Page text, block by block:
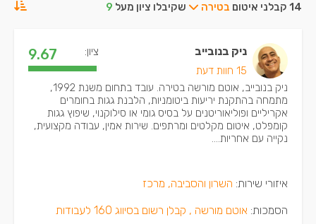
14 קבלני איטום בטירה שקיבלו ציון מעל 9
ניק בנובייב
15 חוות דעת
ציון: 9.67
ניק בנובייב, אוטם מורשה בטירה. עובד בתחום משנת 1992,
מתמחה בהתקנת יריעות ביטומניות, הלבנת גגות בחומרים
אקריליים ופוליאוריטנים על בסיס גומי או סילוקנוי, שיפוץ גגות
קומפלט, איטום מקלטים ומרתפים. שירות אמין, עבודה מקצועית,
נקייה עם אחריות....
איזורי שירות: השרון והסביבה, מרכז
הסמכות: אוטם מורשה ,
קבלן רשום בסיווג 160 לעבודות